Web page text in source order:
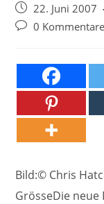
Beitrag
veröffentlicht:
22. Juni 2007
Beitrags-
0 Kommentare
Bild:© Chris
GrösseDie neue